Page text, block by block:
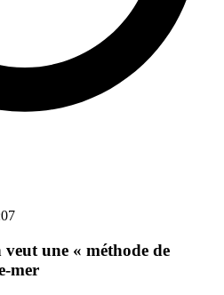
une « méthode de
mer